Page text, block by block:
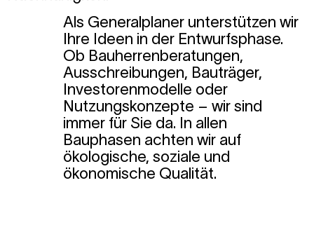
Als Generalplaner unterstützen wir
Ihre Ideen in der Entwurfsphase.
Ob Bauherrenberatungen,
Ausschreibungen, Bauträger,
Investorenmodelle oder
Nutzungskonzepte – wir sind
immer für Sie da. In allen
Bauphasen achten wir auf
ökologische, soziale und
ökonomische Qualität.